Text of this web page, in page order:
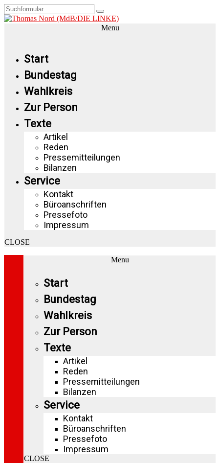
Menu
Start
Bundestag
Wahlkreis
Zur Person
Texte
Artikel
Reden
Pressemitteilungen
Bilanzen
Service
Kontakt
Büroanschriften
Pressefoto
Impressum
CLOSE
Menu
Start
Bundestag
Wahlkreis
Zur Person
Texte
Artikel
Reden
Pressemitteilungen
Bilanzen
Service
Kontakt
Büroanschriften
Pressefoto
Impressum
CLOSE